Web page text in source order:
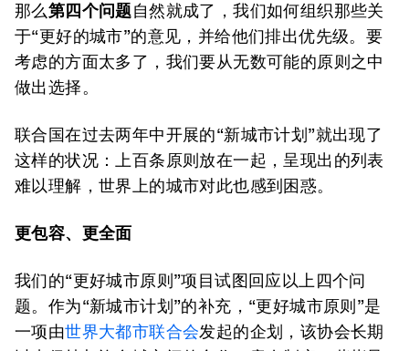
那么第四个问题自然就成了，我们如何组织那些关
于“更好的城市”的意见，并给他们排出优先级。要
考虑的方面太多了，我们要从无数可能的原则之中
做出选择。
联合国在过去两年中开展的“新城市计划”就出现了
这样的状况：上百条原则放在一起，呈现出的列表
难以理解，世界上的城市对此也感到困惑。
更包容、更全面
我们的“更好城市原则”项目试图回应以上四个问
题。作为“新城市计划”的补充，“更好城市原则”是
一项由世界大都市联合会发起的企划，该协会长期